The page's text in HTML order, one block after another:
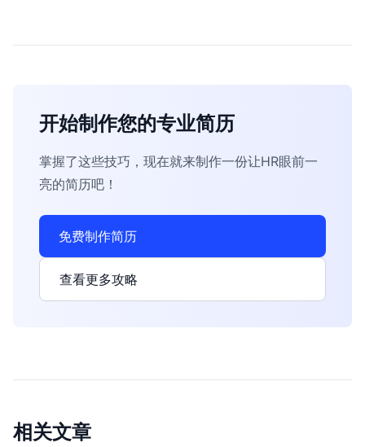
开始制作您的专业简历
掌握了这些技巧，现在就来制作一份让HR眼前一
亮的简历吧！
免费制作简历
查看更多攻略
相关文章